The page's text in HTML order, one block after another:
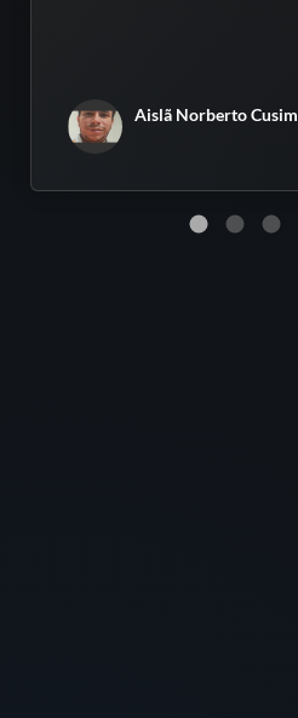
Aislã Norberto Cusim